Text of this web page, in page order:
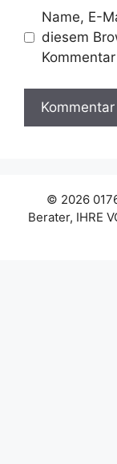
Name, E-
diesem
© 2026
Berater, IHRE